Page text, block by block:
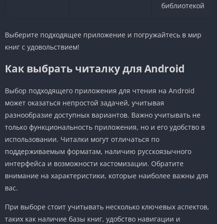
библиотекой
Выберите подходящее приложение и погружайтесь в мир
книг с удовольствием!
Как выбрать читалку для Android
Выбор подходящего приложения для чтения на Android
может оказаться непростой задачей, учитывая
разнообразие доступных вариантов. Важно учитывать не
только функциональность приложения, но и его удобство в
использовании. Читалки могут отличаться по
поддерживаемым форматам, наличию русскоязычного
интерфейса и возможности кастомизации. Обратите
внимание на характеристики, которые наиболее важны для
вас.
При выборе стоит учитывать несколько ключевых аспектов,
таких как наличие базы книг, удобство навигации и